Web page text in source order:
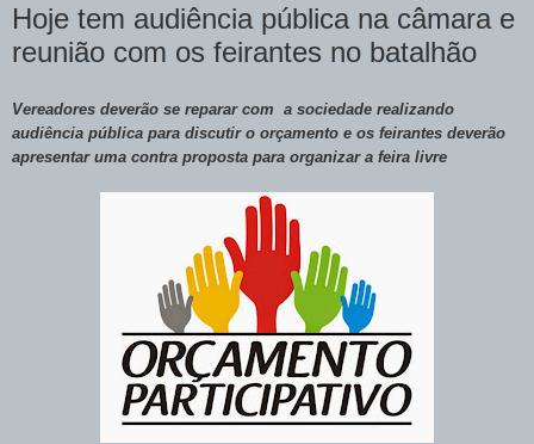
Hoje tem audiência pública na câmara e
reunião com os feirantes no batalhão
Vereadores deverão se reparar com a sociedade realizando
audiência pública para discutir o orçamento e os feirantes deverão
apresentar uma contra proposta para organizar a feira livre